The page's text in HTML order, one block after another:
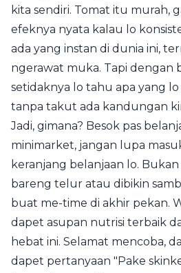
kita sendiri. Tomat itu murah,
efeknya nyata kalau lo
ada yang instan di dunia ini,
ngerawat muka. Tapi dengan
setidaknya lo tahu apa yang
tanpa takut ada kandungan
Jadi, gimana? Besok pas
minimarket, jangan lupa
keranjang belanjaan lo.
bareng telur atau dibikin
buat me-time di akhir pekan.
dapet asupan nutrisi terbaik
hebat ini. Selamat mencoba,
dapet pertanyaan "Pake